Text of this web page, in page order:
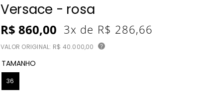
Versace - rosa
R$ 860,00 3x de R$ 286,66
VALOR ORIGINAL: R$ 40.000,00 ?
TAMANHO
36